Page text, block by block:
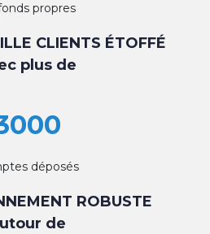
propres
CLIENTS ÉTOFFÉ
plus de
déposés
ROBUSTE
de